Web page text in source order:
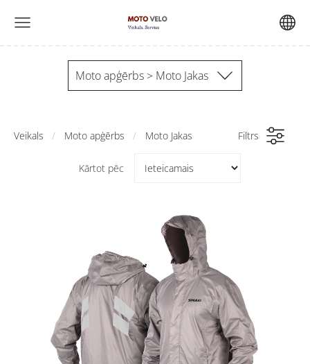
Moto apģērbs > Moto Jakas
Veikals Moto apģērbs Moto Jakas Filtrs
Kārtot pēc